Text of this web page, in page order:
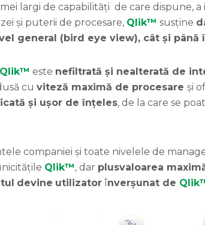
largi de capabilități de care dispune, a
și puterii de procesare, Qlik™ susține
general (bird eye view), cât și până
Qlik™ este nefiltrată și nealterată de
cu viteză maximă de procesare și
și ușor de înțeles, de la care se
companiei și toate nivelele de
Qlik™, dar plusvaloarea
devine utilizator înverșunat de